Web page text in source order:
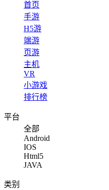
首页
手游
H5游
端游
页游
主机
VR
小游戏
排行榜
平台
全部
Android
IOS
Html5
JAVA
类别